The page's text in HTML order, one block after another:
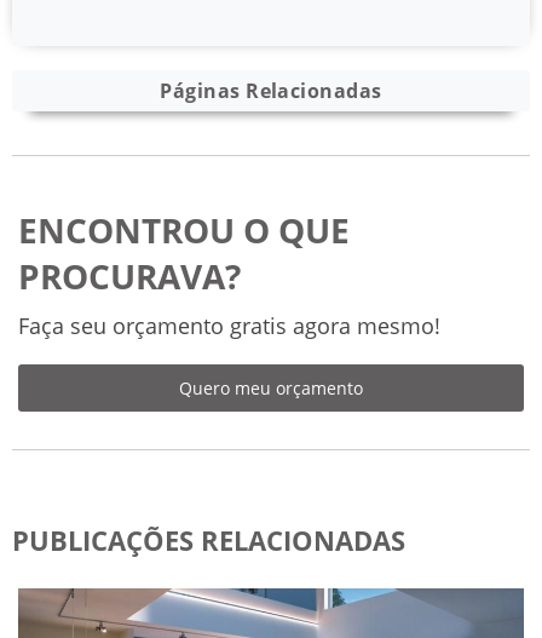
Páginas Relacionadas
ENCONTROU O QUE
PROCURAVA?
Faça seu orçamento gratis agora mesmo!
Quero meu orçamento
PUBLICAÇÕES RELACIONADAS